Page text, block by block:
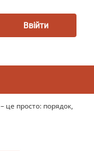
Ввійти
це просто: порядок,